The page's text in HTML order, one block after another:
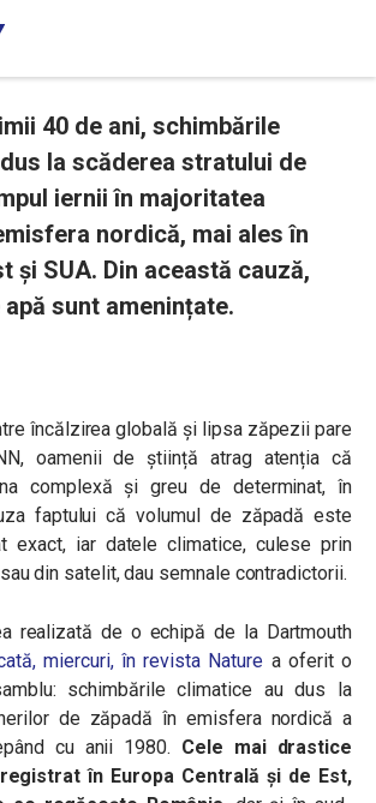
40 de ani, schimbările
la scăderea stratului de
iernii în majoritatea
nordică, mai ales în
și SUA. Din această cauză,
sunt amenințate.
încălzirea globală și lipsa zăpezii pare
oamenii de știință atrag atenția că
complexă și greu de determinat, în
faptului că volumul de zăpadă este
exact, iar datele climatice, culese prin
din satelit, dau semnale contradictorii.
realizată de o echipă de la Dartmouth
miercuri, în revista Nature a oferit o
schimbările climatice au dus la
de zăpadă în emisfera nordică a
cu anii 1980. Cele mai drastice
în Europa Centrală și de Est,